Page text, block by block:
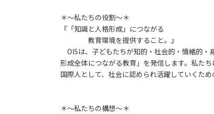
＊～私たちの役割～＊
『「知識と人格形成」につながる
教育環境を提供すること。』
OISは、子どもたちが知的・社会的・情緒的・
形成全体につながる教育」を発信します。私た
国際人として、社会に認められ活躍していくた
＊～私たちの構想～＊